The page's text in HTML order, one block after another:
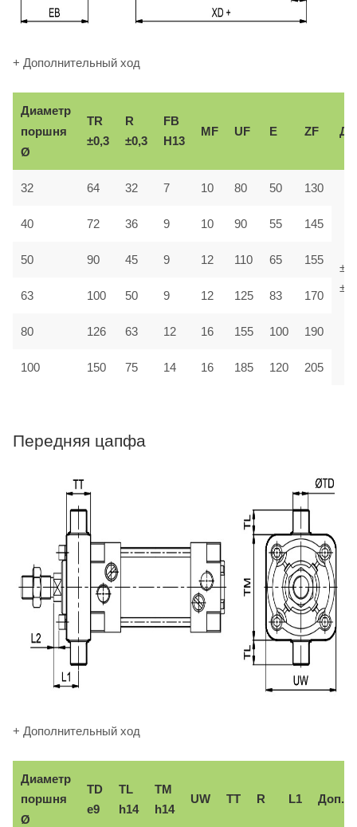
+ Дополнительный ход
Диаметр
поршня
Ø
TR
±0,3
R
±0,3
FB
H13
MF UF E ZF
32 64 32 7 10 80 50 130
40 72 36 9 10 90 55 145
50 90 45 9 12 110 65 155
63 100 50 9 12 125 83 170
80 126 63 12 16 155 100 190
100 150 75 14 16 185 120 205
Передняя цапфа
+ Дополнительный ход
Диаметр
поршня
Ø
TD
e9
TL
h14
TM
h14
UW TT R L1 Доп.